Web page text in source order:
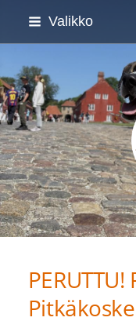
Siirry
Valikko